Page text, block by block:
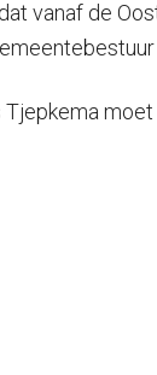
vanaf de